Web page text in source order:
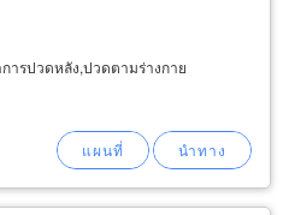
ารปวดหลัง,ปวดตามร่างกาย